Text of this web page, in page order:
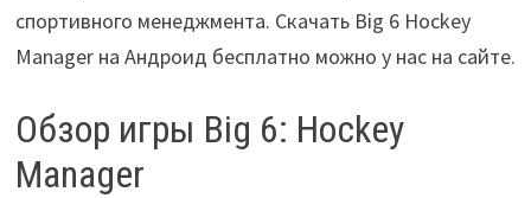
спортивного менеджмента. Скачать Big 6 Hockey
Manager на Андроид бесплатно можно у нас на сайте.
Обзор игры Big 6: Hockey
Manager